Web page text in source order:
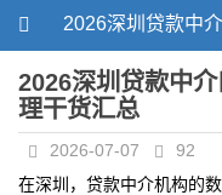
2026深圳贷款中
抵押贷办理干货
2026深圳贷款中
理干货汇总
2026-07-07
92
在深圳，贷款中介机构的